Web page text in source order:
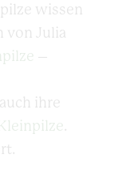
wissen
von Julia
–
ihre
.